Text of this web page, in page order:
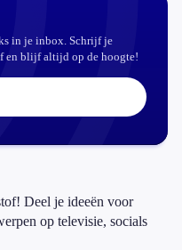
in je inbox. Schrijf je
en blijf altijd op de hoogte!
Deel je ideeën voor
op televisie, socials